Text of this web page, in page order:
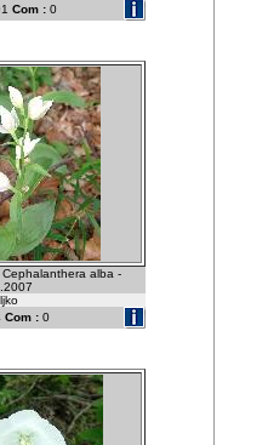
Com : 0
alba -
Com : 0